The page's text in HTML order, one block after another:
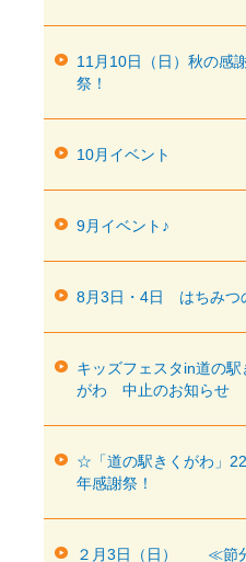
11月10日（日）秋の感
祭！
10月イベント
9月イベント♪
8月3日・4日 はちみつ
キッズフェスタin道の駅
がわ 中止のお知らせ
☆「道の駅きくがわ」
年感謝祭！
２月3日（日） ≪節